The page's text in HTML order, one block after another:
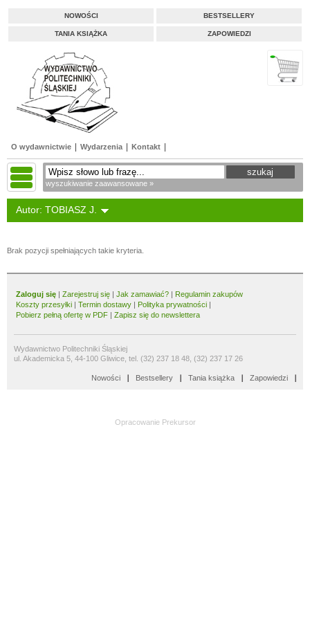
NOWOŚCI BESTSELLERY
TANIA KSIĄŻKA ZAPOWIEDZI
O wydawnictwie Wydarzenia Kontakt
wyszukiwanie zaawansowane »
Autor: TOBIASZ J.
Brak pozycji spełniających takie kryteria.
Zaloguj się | Zarejestruj się | Jak zamawiać? | Regulamin zakupów
Koszty przesyłki | Termin dostawy | Polityka prywatności |
Pobierz pełną ofertę w PDF | Zapisz się do newslettera
Wydawnictwo Politechniki Śląskiej
ul. Akademicka 5, 44-100 Gliwice, tel. (32) 237 18 48, (32) 237 17 26
Nowości Bestsellery Tania książka Zapowiedzi
Opracowanie Prekursor